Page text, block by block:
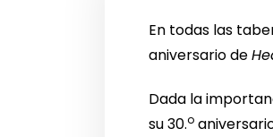
En todas las
aniversario de
Dada la
su 30.o